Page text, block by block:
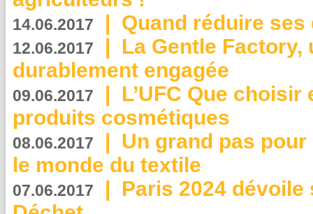
14.06.2017 | Quand réduire
12.06.2017 | La Gentle
durablement engagée
09.06.2017 | L’UFC Que
produits cosmétiques
08.06.2017 | Un grand pas
le monde du textile
07.06.2017 | Paris 2024